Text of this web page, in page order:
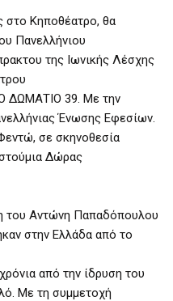
στο Κηποθέατρο, θα
Πανελλήνιου
της Ιωνικής Λέσχης
39. Με την
Ένωσης Εφεσίων.
σε σκηνοθεσία
Δώρας
Αντώνη Παπαδόπουλου
στην Ελλάδα από το
από την ίδρυση του
Με τη συμμετοχή